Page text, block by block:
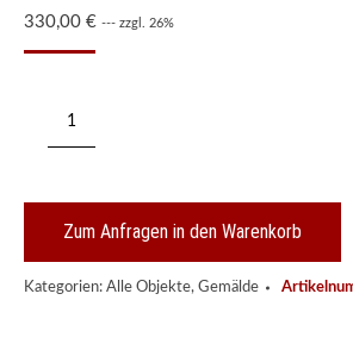
330,00 € --- zzgl. 26%
Gemälde
Ludwig
"Italienische
Uferszene"
Zum Anfragen in den Warenkorb
Kategorien: Alle Objekte, Gemälde